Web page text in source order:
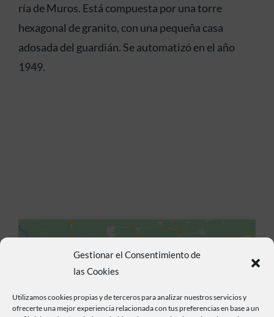
Gestionar el Consentimiento de
las Cookies
Utilizamos cookies propias y de terceros para analizar nuestros servicios y
ofrecerte una mejor experiencia relacionada con tus preferencias en base a un
ría de Muros. Está compuesta por una torre
hexagonal de granito, con una pequeña casa
adosada del guardián. Se automatizó en el año
1949.
Haz clic para aceptar cookies de marketing y
permitir este contenido